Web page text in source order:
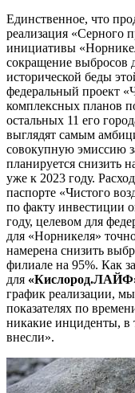
Единственное, что
реализация «Серного
инициативы
сокращение
исторической беды
федеральный проект
комплексных планов
остальных 11 его
выглядят самым
совокупную эмиссию
планируется снизить
уже к 2023 году.
паспорте «Чистого
по факту инвестиции
году, целевом для
для «Норникеля»
намерена снизить
филиале на 95%. Как
для
график реализации,
показателях по
никакие инциденты, в
внесли».